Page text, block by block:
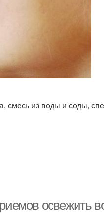
смесь из воды и соды,
освежить